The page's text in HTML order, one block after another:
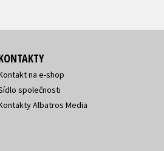
na e-shop
společnosti
Albatros Media